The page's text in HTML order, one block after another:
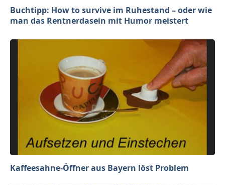
Buchtipp: How to survive im Ruhestand – oder wie
man das Rentnerdasein mit Humor meistert
Kaffeesahne-Öffner aus Bayern löst Problem